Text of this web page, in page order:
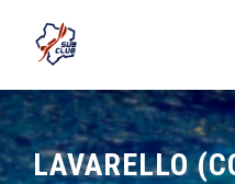
LAVARELLO